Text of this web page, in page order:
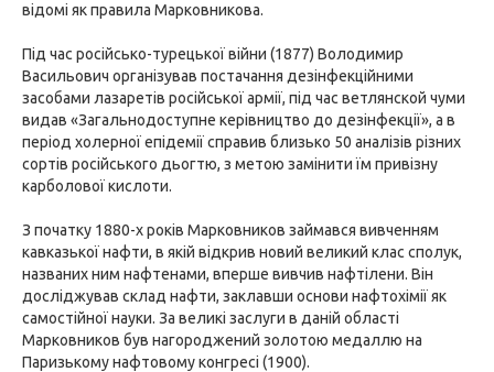
відомі як правила Марковникова.
Під час російсько-турецької війни (1877) Володимир
Васильович організував постачання дезінфекційними
засобами лазаретів російської армії, під час ветлянской чуми
видав «Загальнодоступне керівництво до дезінфекції», а в
період холерної епідемії справив близько 50 аналізів різних
сортів російського дьогтю, з метою замінити їм привізну
карболової кислоти.
З початку 1880-х років Марковников займався вивченням
кавказької нафти, в якій відкрив новий великий клас сполук,
названих ним нафтенами, вперше вивчив нафтілени. Він
досліджував склад нафти, заклавши основи нафтохімії як
самостійної науки. За великі заслуги в даній області
Марковников був нагороджений золотою медаллю на
Паризькому нафтовому конгресі (1900).